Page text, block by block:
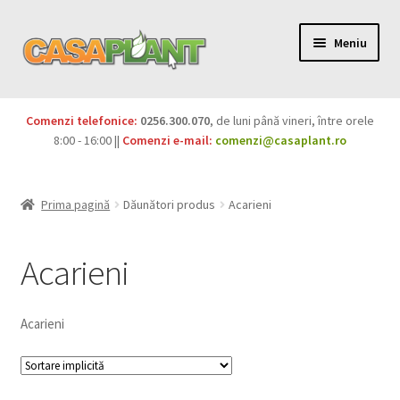
Meniu
Pesticide
Produse BIO
Igienă publică
Comenzi telefonice: 0256.300.070, de luni până vineri, între orele
8:00 - 16:00 || Comenzi e-mail: comenzi@casaplant.ro
Prima pagină Dăunători produs Acarieni
Acarieni
Acarieni